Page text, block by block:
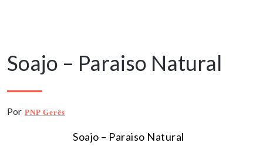
Soajo – Paraiso Natural
Por PNP Gerês
Soajo – Paraiso Natural